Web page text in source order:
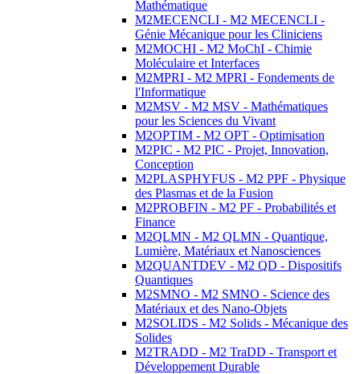
Mathématique
M2MECENCLI - M2 MECENCLI -
Génie Mécanique pour les Cliniciens
M2MOCHI - M2 MoChI - Chimie
Moléculaire et Interfaces
M2MPRI - M2 MPRI - Fondements de
l'Informatique
M2MSV - M2 MSV - Mathématiques
pour les Sciences du Vivant
M2OPTIM - M2 OPT - Optimisation
M2PIC - M2 PIC - Projet, Innovation,
Conception
M2PLASPHYFUS - M2 PPF - Physique
des Plasmas et de la Fusion
M2PROBFIN - M2 PF - Probabilités et
Finance
M2QLMN - M2 QLMN - Quantique,
Lumière, Matériaux et Nanosciences
M2QUANTDEV - M2 QD - Dispositifs
Quantiques
M2SMNO - M2 SMNO - Science des
Matériaux et des Nano-Objets
M2SOLIDS - M2 Solids - Mécanique des
Solides
M2TRADD - M2 TraDD - Transport et
Développement Durable